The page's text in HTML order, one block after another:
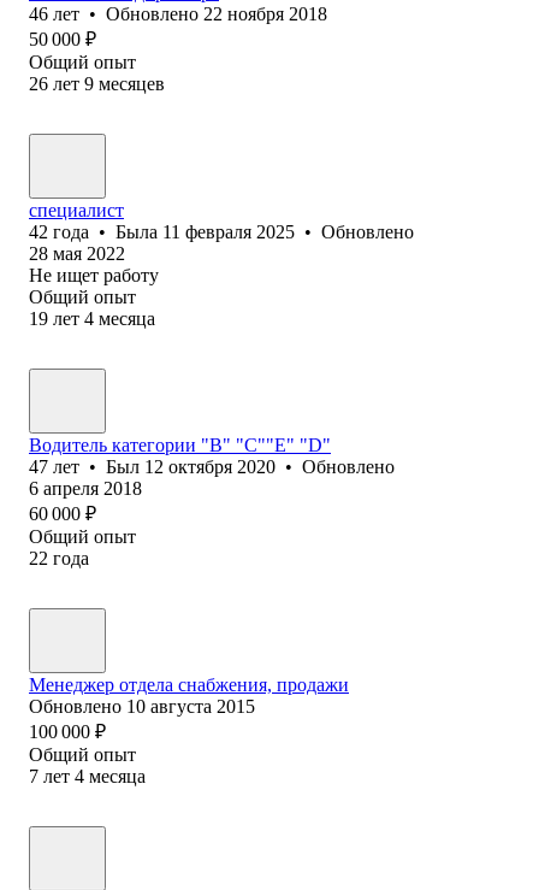
46 лет • Обновлено 22 ноября 2018
50 000 ₽
Общий опыт
26 лет 9 месяцев
специалист
42 года • Была 11 февраля 2025 • Обновлено
28 мая 2022
Не ищет работу
Общий опыт
19 лет 4 месяца
Водитель категории "В" "С""Е" "D"
47 лет • Был 12 октября 2020 • Обновлено
6 апреля 2018
60 000 ₽
Общий опыт
22 года
Менеджер отдела снабжения, продажи
Обновлено 10 августа 2015
100 000 ₽
Общий опыт
7 лет 4 месяца